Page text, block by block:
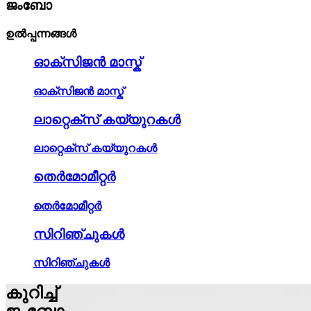
ജംബോ
ഉൽപ്പന്നങ്ങൾ
ഓക്സിജൻ മാസ്ക്
ഓക്സിജൻ മാസ്ക്
ലാറ്റെക്സ് കയ്യുറകൾ
ലാറ്റെക്സ് കയ്യുറകൾ
തെർമോമീറ്റർ
തെർമോമീറ്റർ
സിറിഞ്ചുകൾ
സിറിഞ്ചുകൾ
കുറിച്ച്